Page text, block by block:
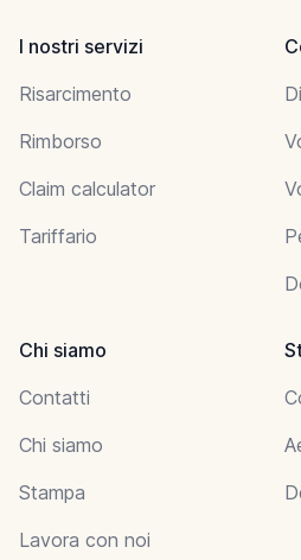
I nostri servizi
Risarcimento
Rimborso
Claim calculator
Tariffario
Chi siamo
Contatti
Chi siamo
Stampa
Lavora con noi